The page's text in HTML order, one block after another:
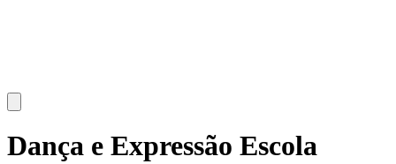
Dança e Expressão Escola